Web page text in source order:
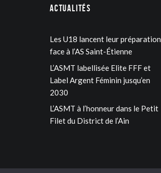
Actualités
Les U18 lancent leur préparation
face à l’AS Saint-Étienne
L’ASMT labellisée Elite FFF et
Label Argent Féminin jusqu’en
2030
L’ASMT à l’honneur dans le Petit
Filet du District de l’Ain